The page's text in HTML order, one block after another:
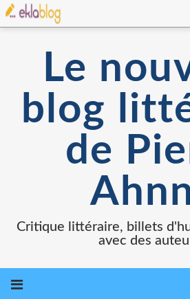
Le
blog
de
Critique littéraire, billets
avec des